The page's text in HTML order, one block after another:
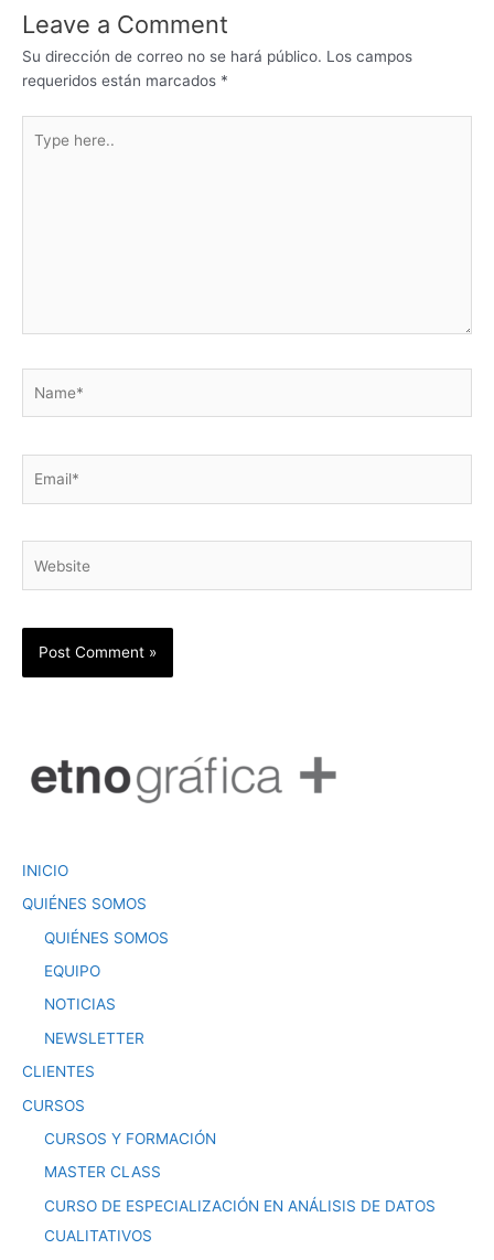
k
er
Leave a Comment
Su dirección de correo no se hará público. Los campos
requeridos están marcados *
here..
INICIO
QUIÉNES SOMOS
QUIÉNES SOMOS
EQUIPO
NOTICIAS
NEWSLETTER
CLIENTES
CURSOS
CURSOS Y FORMACIÓN
MASTER CLASS
CURSO DE ESPECIALIZACIÓN EN ANÁLISIS DE DATOS
CUALITATIVOS